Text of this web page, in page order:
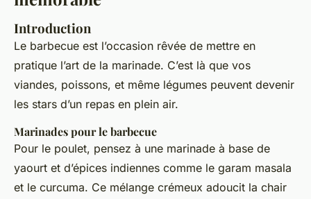
Introduction
Le barbecue est l’occasion rêvée de mettre en
pratique l’art de la marinade. C’est là que vos
viandes, poissons, et même légumes peuvent devenir
les stars d’un repas en plein air.
Marinades pour le barbecue
Pour le poulet, pensez à une marinade à base de
yaourt et d’épices indiennes comme le garam masala
et le curcuma. Ce mélange crémeux adoucit la chair